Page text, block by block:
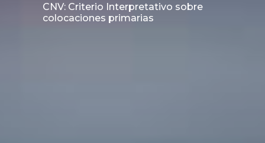
CNV: Criterio Interpretativo sobre
colocaciones primarias